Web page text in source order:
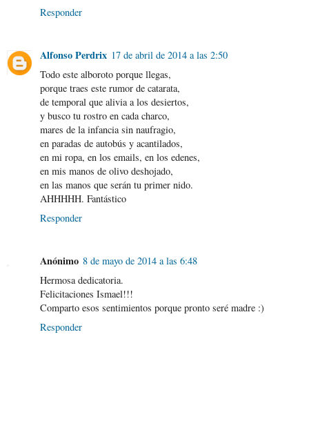
Responder
Alfonso Perdrix 17 de abril de 2014 a las 2:50
Todo este alboroto porque llegas,
porque traes este rumor de catarata,
de temporal que alivia a los desiertos,
y busco tu rostro en cada charco,
mares de la infancia sin naufragio,
en paradas de autobús y acantilados,
en mi ropa, en los emails, en los edenes,
en mis manos de olivo deshojado,
en las manos que serán tu primer nido.
AHHHHH. Fantástico
Responder
Anónimo 8 de mayo de 2014 a las 6:48
Hermosa dedicatoria.
Felicitaciones Ismael!!!
Comparto esos sentimientos porque pronto seré madre :)
Responder